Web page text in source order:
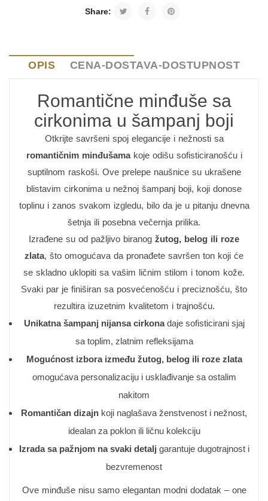
Share:
OPIS CENA-DOSTAVA-DOSTUPNOST
Romantične minđuše sa
cirkonima u šampanj boji
Otkrijte savršeni spoj elegancije i nežnosti sa
romantičnim minđušamakoje odišu sofisticiranošću i
suptilnom raskoši. Ove prelepe naušnice su ukrašene
blistavim cirkonima u nežnoj šampanj boji, koji donose
toplinu i zanos svakom izgledu, bilo da je u pitanju dnevna
šetnja ili posebna večernja prilika.
Izrađene su od pažljivo biranog žutog, belog ili roze
zlata, što omogućava da pronađete savršen ton koji će
se skladno uklopiti sa vašim ličnim stilom i tonom kože.
Svaki par je finiširan sa posvećenošću i preciznošću, što
rezultira izuzetnim kvalitetom i trajnošću.
Unikatna šampanj nijansa cirkonadaje sofisticirani sjaj
sa toplim, zlatnim refleksijama
Mogućnost izbora između žutog, belog ili roze zlata
omogućava personalizaciju i usklađivanje sa ostalim
nakitom
Romantičan dizajn koji naglašava ženstvenost i nežnost,
idealan za poklon ili ličnu kolekciju
Izrada sa pažnjom na svaki detalj garantuje dugotrajnost i
bezvremenost
Ove minđuše nisu samo elegantan modni dodatak – one